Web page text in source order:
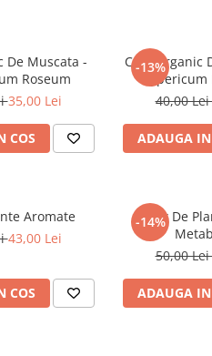
De Muscata -
Roseum
35,00 Lei
COS
-13%
Ceai Organic
40,00 Lei
ADAUGA IN
Aromate
43,00 Lei
COS
-14%Mix De
50,00 Lei
ADAUGA IN